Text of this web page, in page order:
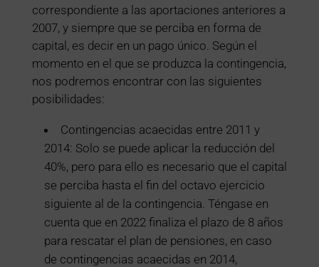
correspondiente a las aportaciones anteriores a
2007, y siempre que se perciba en forma de
capital, es decir en un pago único. Según el
momento en el que se produzca la contingencia,
nos podremos encontrar con las siguientes
posibilidades:
Contingencias acaecidas entre 2011 y
2014: Solo se puede aplicar la reducción del
40%, pero para ello es necesario que el capital
se perciba hasta el fin del octavo ejercicio
siguiente al de la contingencia. Téngase en
cuenta que en 2022 finaliza el plazo de 8 años
para rescatar el plan de pensiones, en caso
de contingencias acaecidas en 2014,